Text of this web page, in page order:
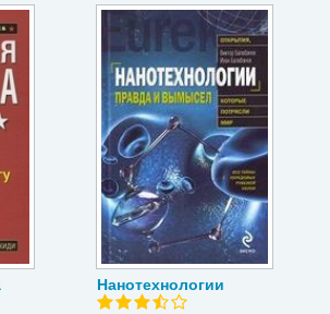
Нанотехнологии